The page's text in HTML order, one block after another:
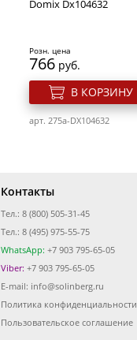
Domix Dx104632
Розн. цена
766 руб.
В КОРЗИНУ
арт. 275a-DX104632
Кусачки для кутикулы
Solinberg 606 "Pro line"
Контакты
Тел.: 8 (800) 505-31-45
Тел.: 8 (495) 975-55-75
WhatsApp: +7 903 795-65-05
Viber: +7 903 795-65-05
E-mail: info@solinberg.ru
Политика конфиденциальности
Пользовательское соглашение